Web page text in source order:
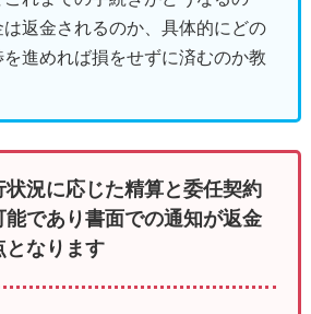
返金されるのか、具体的にどの
進めれば損をせずに済むのか教
状況に応じた精算と委任契約
能であり書面での通知が返金
となります